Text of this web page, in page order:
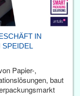
IN
SPEIDEL
Papier-,
baut